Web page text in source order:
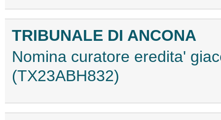
TRIBUNALE DI ANCONA
Nomina curatore eredita'
(TX23ABH832)